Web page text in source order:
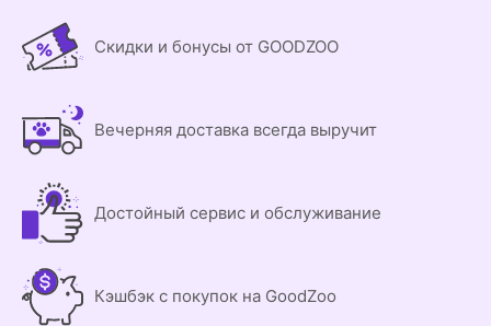
Скидки и бонусы от GOODZOO
Вечерняя доставка всегда выручит
Достойный сервис и обслуживание
Кэшбэк с покупок на GoodZoo